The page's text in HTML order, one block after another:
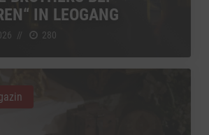
IN LEOGANG
// 280